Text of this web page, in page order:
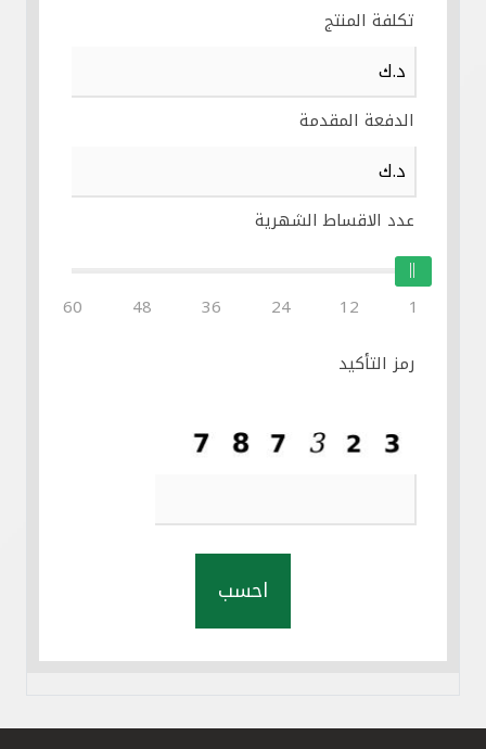
مملكة البحرين
تكلفة المنتج
الدفعة المقدمة
عدد الاقساط الشهرية
1
12
24
36
48
60
رمز التأكيد
احسب